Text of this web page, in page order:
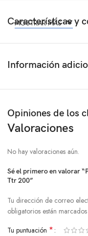
Características y
MOSTRAR MÁS
Información
Opiniones de los
Valoraciones
No hay valoraciones aún.
Sé el primero en valorar
Ttr 200”
Tu dirección de correo
obligatorios están
Tu puntuación *